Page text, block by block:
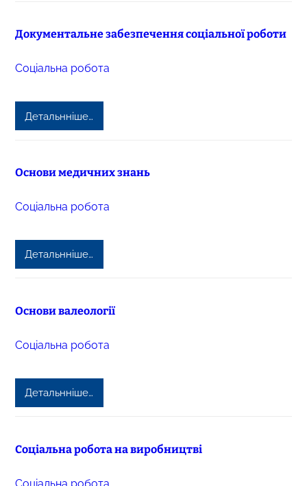
Документальне забезпечення соціальної роботи
Соціальна робота
Детальнніше…
Основи медичних знань
Соціальна робота
Детальнніше…
Основи валеології
Соціальна робота
Детальнніше…
Соціальна робота на виробництві